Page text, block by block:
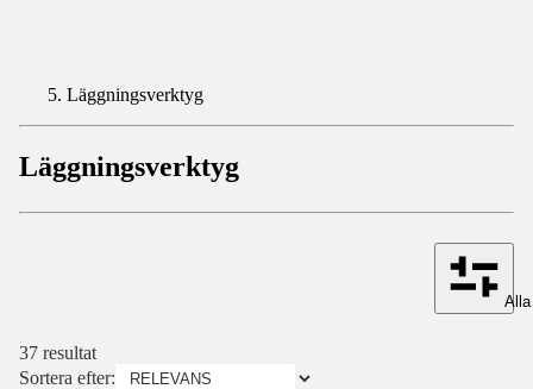
Läggningsverktyg
Läggningsverktyg
37 resultat
Sortera efter: